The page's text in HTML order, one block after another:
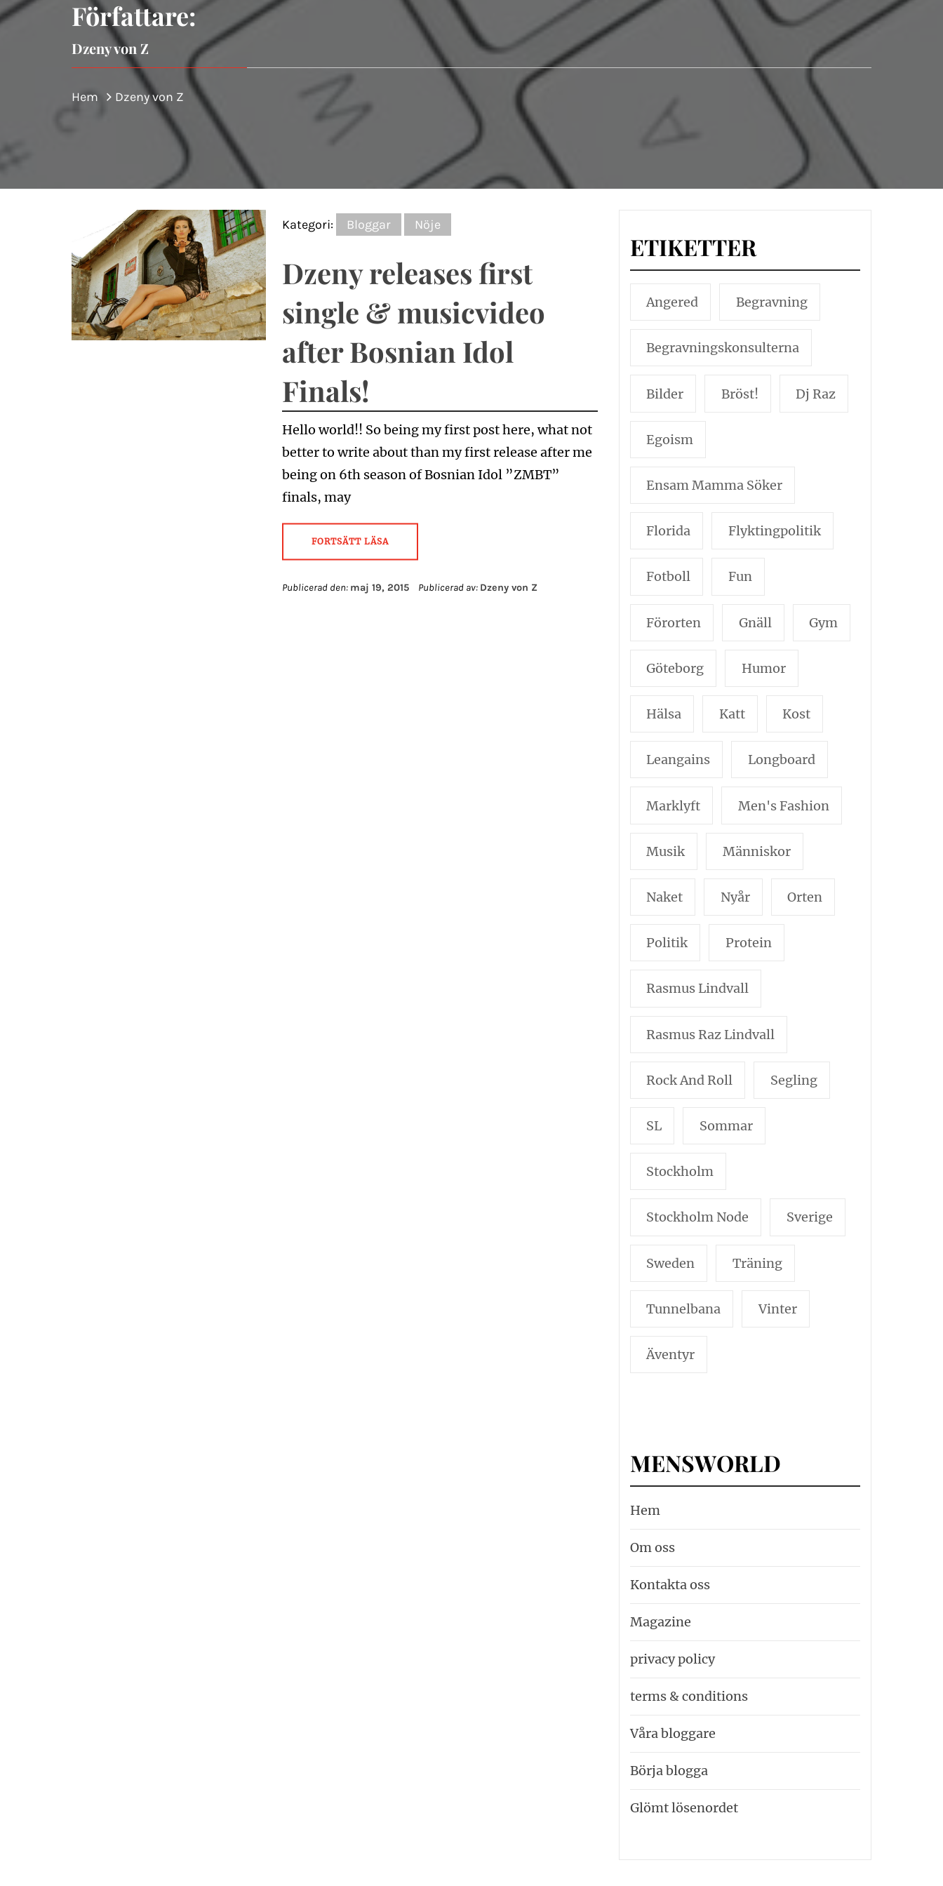
Författare:
Dzeny von Z
Hem Dzeny von Z
Kategori: Bloggar Nöje
Dzeny releases first
single & musicvideo
after Bosnian Idol
Finals!
Hello world!! So being my first post here, what not
better to write about than my first release after me
being on 6th season of Bosnian Idol ”ZMBT”
finals, may
FORTSÄTT LÄSA
Publicerad den: maj 19, 2015 Publicerad av: Dzeny von Z
ETIKETTER
Angered Begravning
Begravningskonsulterna
Bilder Bröst! Dj Raz
Egoism
Ensam Mamma Söker
Florida Flyktingpolitik
Fotboll Fun
Förorten Gnäll Gym
Göteborg Humor
Hälsa Katt Kost
Leangains Longboard
Marklyft Men's Fashion
Musik Människor
Naket Nyår Orten
Politik Protein
Rasmus Lindvall
Rasmus Raz Lindvall
Rock And Roll Segling
SL Sommar
Stockholm
Stockholm Node Sverige
Sweden Träning
Tunnelbana Vinter
Äventyr
MENSWORLD
Hem
Om oss
Kontakta oss
Magazine
privacy policy
terms & conditions
Våra bloggare
Börja blogga
Glömt lösenordet